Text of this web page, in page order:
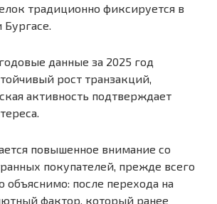
традиционно фиксируется в
данные за 2025 год
рост транзакций,
активность подтверждает
повышенное внимание со
покупателей, прежде всего
объяснимо: после перехода на
фактор, который ранее